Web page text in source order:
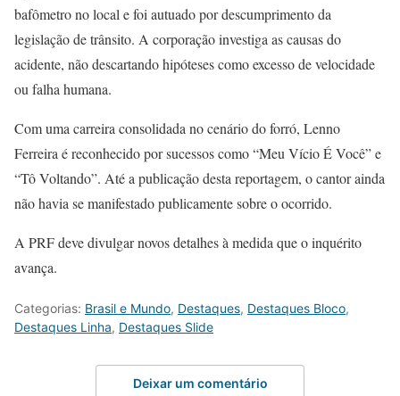
bafômetro no local e foi autuado por descumprimento da
legislação de trânsito. A corporação investiga as causas do
acidente, não descartando hipóteses como excesso de velocidade
ou falha humana.
Com uma carreira consolidada no cenário do forró, Lenno
Ferreira é reconhecido por sucessos como “Meu Vício É Você” e
“Tô Voltando”. Até a publicação desta reportagem, o cantor ainda
não havia se manifestado publicamente sobre o ocorrido.
A PRF deve divulgar novos detalhes à medida que o inquérito
avança.
Categorias: Brasil e Mundo, Destaques, Destaques Bloco,
Destaques Linha, Destaques Slide
Deixar um comentário